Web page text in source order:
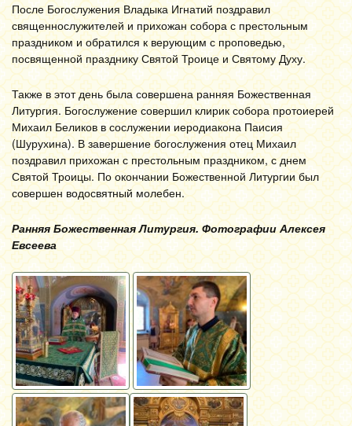
После Богослужения Владыка Игнатий поздравил
священнослужителей и прихожан собора с престольным
праздником и обратился к верующим с проповедью,
посвященной празднику Святой Троице и Святому Духу.
Также в этот день была совершена ранняя Божественная
Литургия. Богослужение совершил клирик собора протоиерей
Михаил Беликов в сослужении иеродиакона Паисия
(Шурухина). В завершение богослужения отец Михаил
поздравил прихожан с престольным праздником, с днем
Святой Троицы. По окончании Божественной Литургии был
совершен водосвятный молебен.
Ранняя Божественная Литургия. Фотографии Алексея
Евсеева